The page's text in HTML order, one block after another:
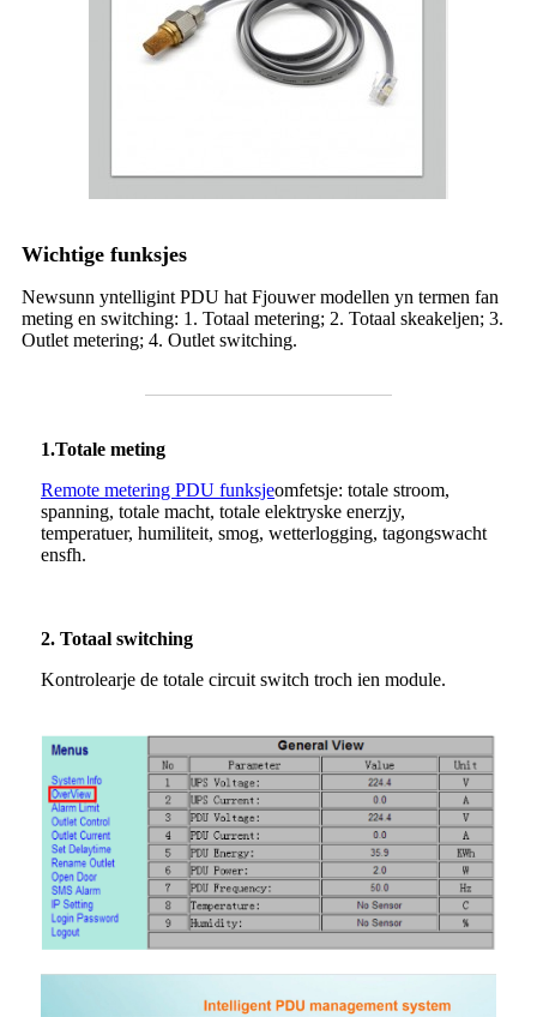
Wichtige funksjes
Newsunn yntelligint PDU hat Fjouwer modellen yn termen fan
meting en switching: 1. Totaal metering; 2. Totaal skeakeljen; 3.
Outlet metering; 4. Outlet switching.
1.Totale meting
Remote metering PDU funksjeomfetsje: totale stroom,
spanning, totale macht, totale elektryske enerzjy,
temperatuer, humiliteit, smog, wetterlogging, tagongswacht
ensfh.
2. Totaal switching
Kontrolearje de totale circuit switch troch ien module.